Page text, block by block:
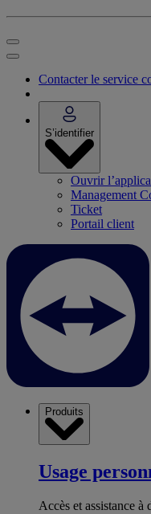
Contacter le service
S’identifier
Ouvrir
Management
Ticket
Portail client
Produits
Usage
Accès et assistance à